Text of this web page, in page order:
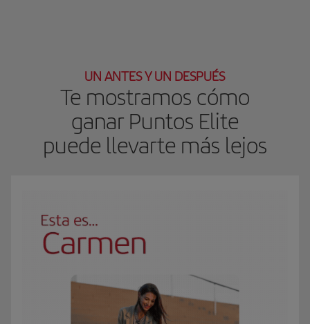
UN ANTES Y UN DESPUÉS
Te mostramos cómo
ganar Puntos Elite
puede llevarte más lejos